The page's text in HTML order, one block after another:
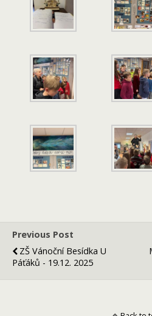
Previous Post
ZŠ Vánoční Besídka U
Páťáků - 19.12. 2025